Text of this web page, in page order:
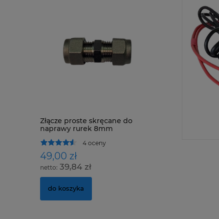
Złącze proste skręcane do
naprawy rurek 8mm
4 oceny
49,00 zł
39,84 zł
do koszyka